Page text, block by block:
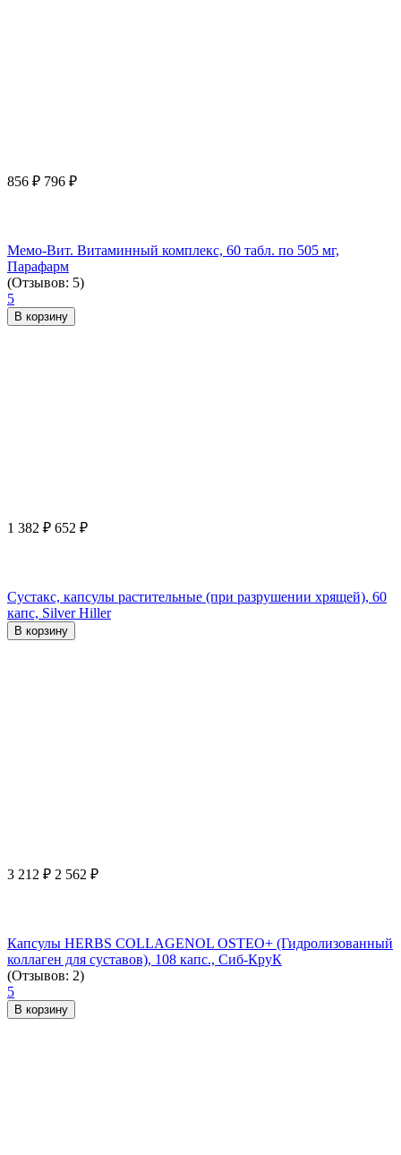
856 ₽ 796 ₽
Мемо-Вит. Витаминный комплекс, 60 табл. по 505 мг,
Парафарм
(Отзывов: 5)
5
В корзину
1 382 ₽ 652 ₽
Сустакс, капсулы растительные (при разрушении хрящей), 60
капс, Silver Hiller
В корзину
3 212 ₽ 2 562 ₽
Капсулы HERBS COLLAGENOL OSTEO+ (Гидролизованный
коллаген для суставов), 108 капс., Сиб-КруК
(Отзывов: 2)
5
В корзину